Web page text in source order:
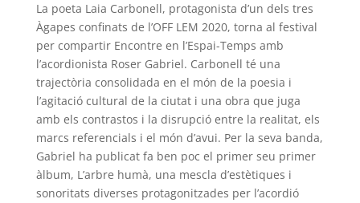
La poeta Laia Carbonell, protagonista d’un dels tres
Àgapes confinats de l’OFF LEM 2020, torna al festival
per compartir Encontre en l’Espai-Temps amb
l’acordionista Roser Gabriel. Carbonell té una
trajectòria consolidada en el món de la poesia i
l’agitació cultural de la ciutat i una obra que juga
amb els contrastos i la disrupció entre la realitat, els
marcs referencials i el món d’avui. Per la seva banda,
Gabriel ha publicat fa ben poc el primer seu primer
àlbum, L’arbre humà, una mescla d’estètiques i
sonoritats diverses protagonitzades per l’acordió